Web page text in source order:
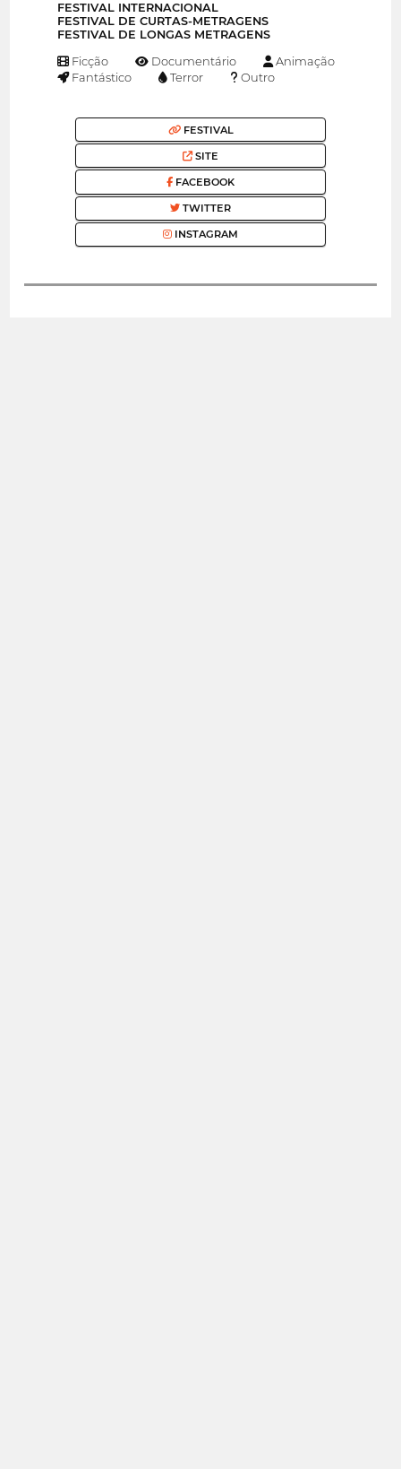
FESTIVAL INTERNACIONAL
FESTIVAL DE CURTAS-METRAGENS
FESTIVAL DE LONGAS METRAGENS
Ficção Documentário
Animação
Fantástico
Terror Outro
FESTIVAL
SITE
FACEBOOK
TWITTER
INSTAGRAM